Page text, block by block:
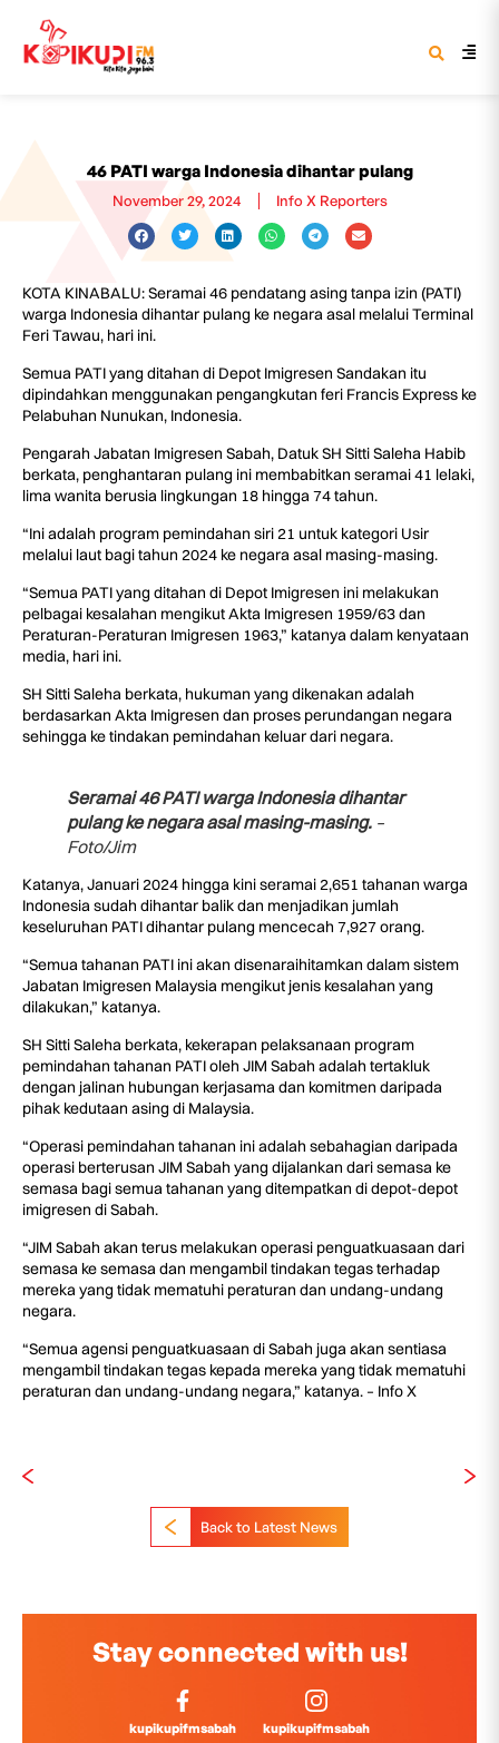
46 PATI warga Indonesia dihantar pulang
November 29, 2024 Info X Reporters
KOTA KINABALU: Seramai 46 pendatang asing tanpa izin (PATI)
warga Indonesia dihantar pulang ke negara asal melalui Terminal
Feri Tawau, hari ini.
Semua PATI yang ditahan di Depot Imigresen Sandakan itu
dipindahkan menggunakan pengangkutan feri Francis Express ke
Pelabuhan Nunukan, Indonesia.
Pengarah Jabatan Imigresen Sabah, Datuk SH Sitti Saleha Habib
berkata, penghantaran pulang ini membabitkan seramai 41 lelaki,
lima wanita berusia lingkungan 18 hingga 74 tahun.
“Ini adalah program pemindahan siri 21 untuk kategori Usir
melalui laut bagi tahun 2024 ke negara asal masing-masing.
“Semua PATI yang ditahan di Depot Imigresen ini melakukan
pelbagai kesalahan mengikut Akta Imigresen 1959/63 dan
Peraturan-Peraturan Imigresen 1963,” katanya dalam kenyataan
media, hari ini.
SH Sitti Saleha berkata, hukuman yang dikenakan adalah
berdasarkan Akta Imigresen dan proses perundangan negara
sehingga ke tindakan pemindahan keluar dari negara.
Seramai 46 PATI warga Indonesia dihantar
pulang ke negara asal masing-masing. –
Foto/Jim
Katanya, Januari 2024 hingga kini seramai 2,651 tahanan warga
Indonesia sudah dihantar balik dan menjadikan jumlah
keseluruhan PATI dihantar pulang mencecah 7,927 orang.
“Semua tahanan PATI ini akan disenaraihitamkan dalam sistem
Jabatan Imigresen Malaysia mengikut jenis kesalahan yang
dilakukan,” katanya.
SH Sitti Saleha berkata, kekerapan pelaksanaan program
pemindahan tahanan PATI oleh JIM Sabah adalah tertakluk
dengan jalinan hubungan kerjasama dan komitmen daripada
pihak kedutaan asing di Malaysia.
“Operasi pemindahan tahanan ini adalah sebahagian daripada
operasi berterusan JIM Sabah yang dijalankan dari semasa ke
semasa bagi semua tahanan yang ditempatkan di depot-depot
imigresen di Sabah.
“JIM Sabah akan terus melakukan operasi penguatkuasaan dari
semasa ke semasa dan mengambil tindakan tegas terhadap
mereka yang tidak mematuhi peraturan dan undang-undang
negara.
“Semua agensi penguatkuasaan di Sabah juga akan sentiasa
mengambil tindakan tegas kepada mereka yang tidak mematuhi
peraturan dan undang-undang negara,” katanya. – Info X
Back to Latest News
Stay connected with us!
kupikupifmsabah kupikupifmsabah